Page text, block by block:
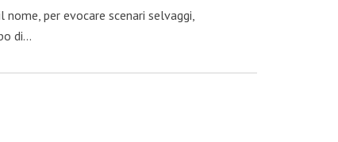
per evocare scenari selvaggi,
di…